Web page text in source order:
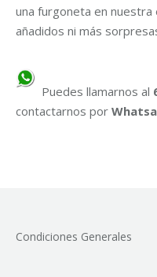
una furgoneta en
añadidos ni más
Puedes llamarnos al
contactarnos por
Condiciones Generales